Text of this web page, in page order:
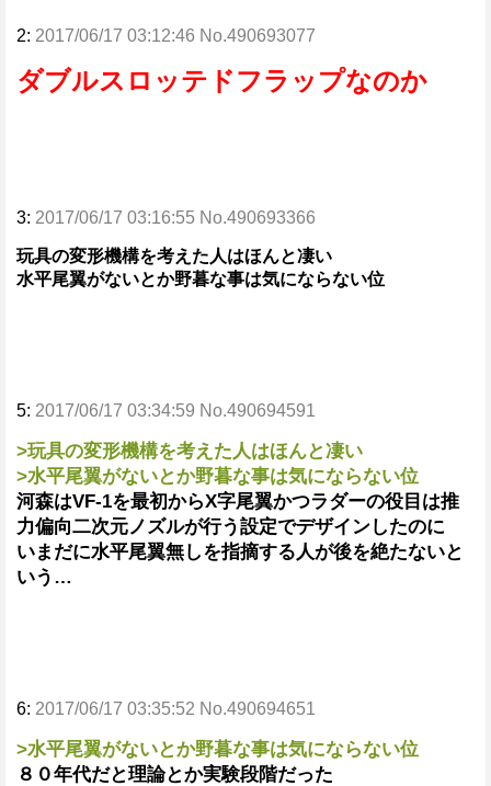
2: 2017/06/17 03:12:46 No.490693077
ダブルスロッテドフラップなのか
3: 2017/06/17 03:16:55 No.490693366
玩具の変形機構を考えた人はほんと凄い
水平尾翼がないとか野暮な事は気にならない位
5: 2017/06/17 03:34:59 No.490694591
>玩具の変形機構を考えた人はほんと凄い
>水平尾翼がないとか野暮な事は気にならない位
河森はVF-1を最初からX字尾翼かつラダーの役目は推
力偏向二次元ノズルが行う設定でデザインしたのに
いまだに水平尾翼無しを指摘する人が後を絶たないと
いう…
6: 2017/06/17 03:35:52 No.490694651
>水平尾翼がないとか野暮な事は気にならない位
８０年代だと理論とか実験段階だった